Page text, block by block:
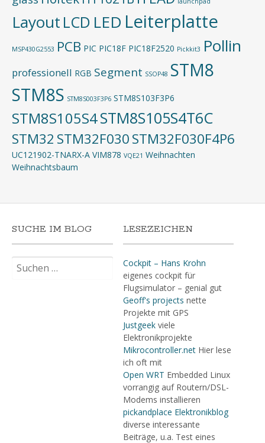
Layout LCD LED Leiterplatte
MSP430G2553 PCB PIC PIC18F PIC18F2520 Pickkit3 Pollin
professionell RGB Segment SSOP48 STM8
STM8S STM8S003F3P6 STM8S103F3P6
STM8S105S4STM8S105S4T6C
STM32 STM32F030STM32F030F4P6
UC121902-TNARX-A VIM878 VQE21 Weihnachten
Weihnachtsbaum
SUCHE IM BLOG
nach:
LESEZEICHEN
Cockpit – Hans Krohn
eigenes cockpit für
Flugsimulator – genial gut
Geoff's projects nette
Projekte mit GPS
Justgeekviele
Elektronikprojekte
Mikrocontroller.netHier lese
ich oft mit
Open WRT Embedded Linux
vorrangig auf Routern/DSL-
Modems installieren
pickandplace Elektronikblog
diverse interessante
Beiträge, u.a. Test eines